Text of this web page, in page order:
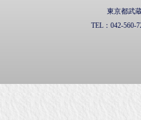
東京都武
TEL： 042-560-